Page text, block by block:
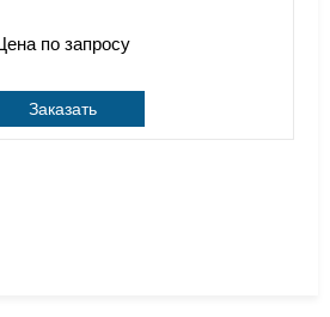
по запросу
Заказать